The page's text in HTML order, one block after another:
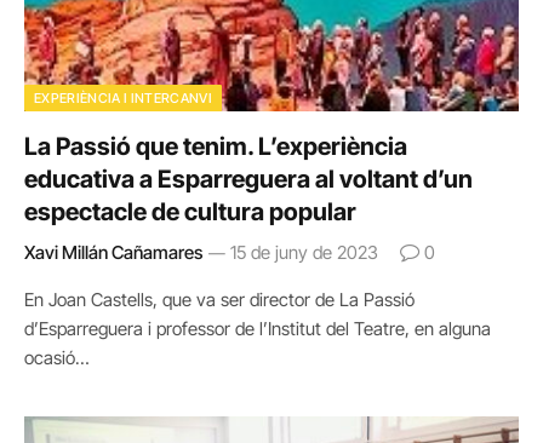
EXPERIÈNCIA I INTERCANVI
La Passió que tenim. L’experiència
educativa a Esparreguera al voltant d’un
espectacle de cultura popular
Xavi Millán Cañamares 15 de juny de 2023 0
En Joan Castells, que va ser director de La Passió
d’Esparreguera i professor de l’Institut del Teatre, en alguna
ocasió…